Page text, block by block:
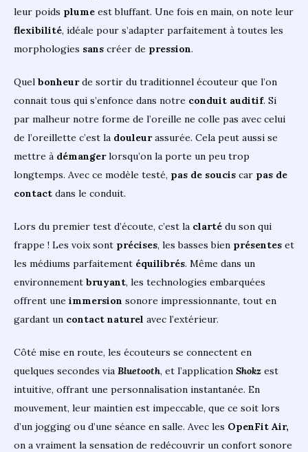
leur poids plume est bluffant. Une fois en main, on note leur
flexibilité, idéale pour s’adapter parfaitement à toutes les
morphologies sans créer de pression.
Quel bonheurde sortir du traditionnel écouteur que l’on
connait tous qui s’enfonce dans notre conduit auditif. Si
par malheur notre forme de l’oreille ne colle pas avec celui
de l’oreillette c’est la douleurassurée. Cela peut aussi se
mettre à démangerlorsqu’on la porte un peu trop
longtemps. Avec ce modèle testé, pas de soucis car pas de
contact dans le conduit.
Lors du premier test d’écoute, c’est la clarté du son qui
frappe ! Les voix sont précises, les basses bien présentes et
les médiums parfaitement équilibrés. Même dans un
environnement bruyant, les technologies embarquées
offrent une immersion sonore impressionnante, tout en
gardant un contact naturel avec l’extérieur.
Côté mise en route, les écouteurs se connectent en
quelques secondes via Bluetooth, et l’application Shokz est
intuitive, offrant une personnalisation instantanée. En
mouvement, leur maintien est impeccable, que ce soit lors
d’un jogging ou d’une séance en salle. Avec les OpenFit Air,
on a vraiment la sensation de redécouvrir un confort sonore